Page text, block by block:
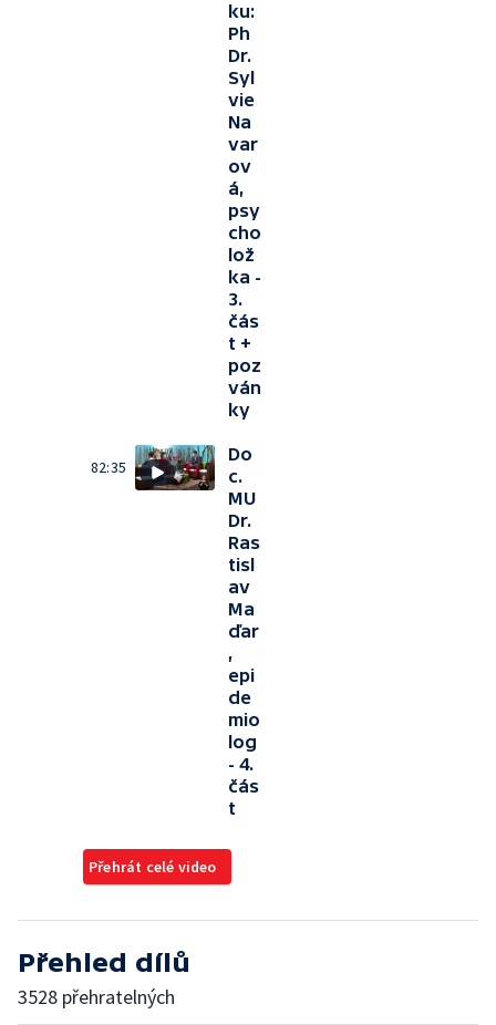
ku:
Ph
Dr.
Syl
vie
Na
var
ov
á,
psy
cho
lož
ka -
3.
čás
t +
poz
ván
ky
82:35
Do
c.
MU
Dr.
Ras
tisl
av
Ma
ďar
,
epi
de
mio
log
- 4.
čás
t
Přehrát celé video
Přehled dílů
3528 přehratelných